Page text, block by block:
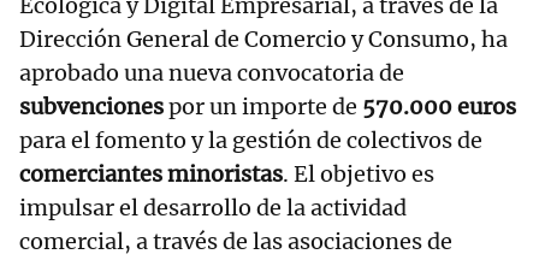
Ecológica y Digital Empresarial, a través de la
Dirección General de Comercio y Consumo, ha
aprobado una nueva convocatoria de
subvencionespor un importe de 570.000 euros
para el fomento y la gestión de colectivos de
comerciantes minoristas. El objetivo es
impulsar el desarrollo de la actividad
comercial, a través de las asociaciones de